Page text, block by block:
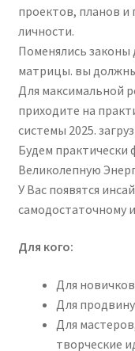
проектов, планов и
личности.
Поменялись
матрицы. вы
Для максимальной
приходите на
системы 2025.
Будем
Великолепную
У Вас появятся
самодостаточному
Для кого:
Для новичков
Для
Для
творческие